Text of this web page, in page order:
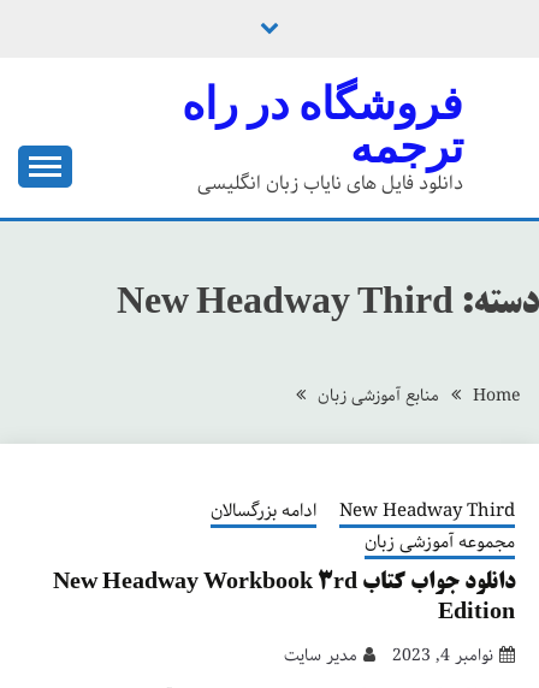
فروشگاه در راه
ترجمه
دانلود فایل های نایاب زبان انگلیسی
دسته: New Headway Third
Home منابع آموزشی زبان
New Headway Third
ادامه بزرگسالان
مجموعه آموزشی زبان
دانلود جواب کتاب New Headway Workbook 3rd
Edition
نوامبر 4, 2023 مدیر سایت